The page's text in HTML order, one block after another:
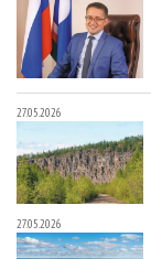
27.05.2026
27.05.2026